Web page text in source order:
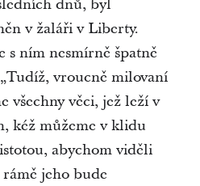
dnů, byl
v žaláři v Liberty.
s ním nesmírně špatně
vroucně milovaní
všechny věci, jež leží v
kéž můžeme v klidu
abychom viděli
jeho bude